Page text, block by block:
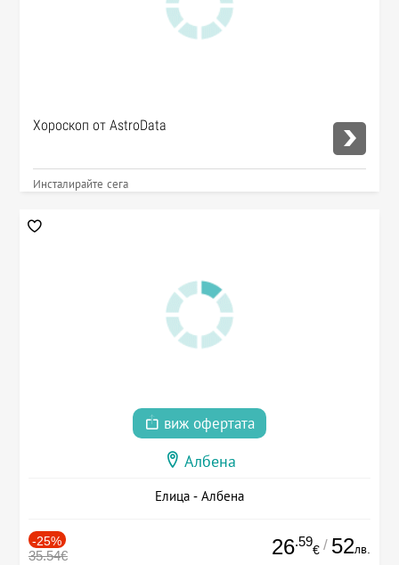
Хороскоп от AstroData
Инсталирайте сега
виж офертата
Албена
Елица - Албена
-25%
35.54€ 26.59
€ / 52лв.